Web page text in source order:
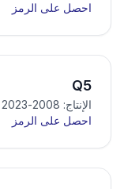
احصل على الرمز
Q5
الإنتاج: 2008-2023
احصل على الرمز